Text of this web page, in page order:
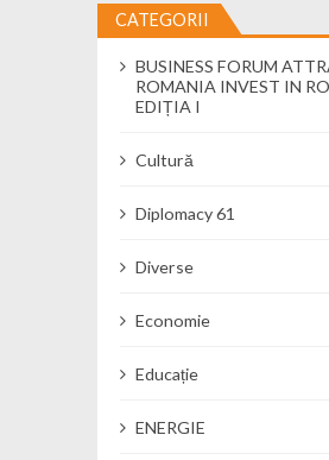
Încă
CATEGORII
BUSINESS FORUM
ROMANIA INVEST IN
EDIȚIA I
Cultură
Diplomacy 61
Diverse
Economie
Educație
ENERGIE